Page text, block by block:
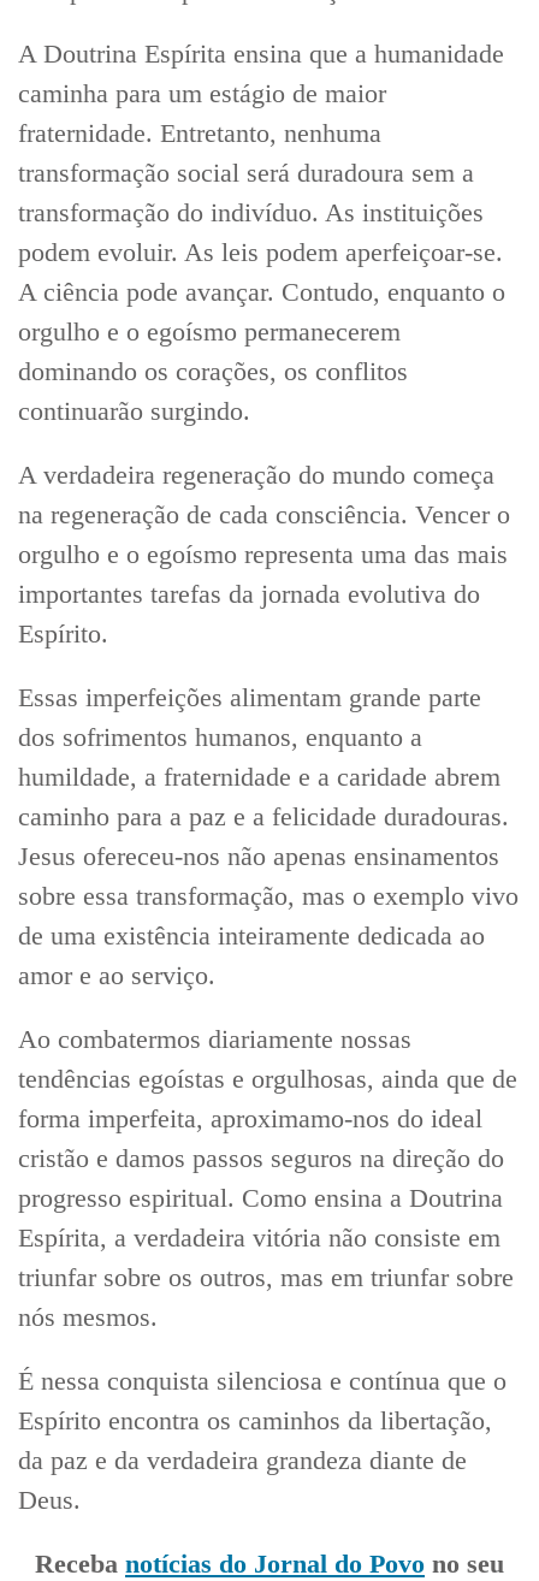
A Doutrina Espírita ensina que a humanidade
caminha para um estágio de maior
fraternidade. Entretanto, nenhuma
transformação social será duradoura sem a
transformação do indivíduo. As instituições
podem evoluir. As leis podem aperfeiçoar-se.
A ciência pode avançar. Contudo, enquanto o
orgulho e o egoísmo permanecerem
dominando os corações, os conflitos
continuarão surgindo.
A verdadeira regeneração do mundo começa
na regeneração de cada consciência. Vencer o
orgulho e o egoísmo representa uma das mais
importantes tarefas da jornada evolutiva do
Espírito.
Essas imperfeições alimentam grande parte
dos sofrimentos humanos, enquanto a
humildade, a fraternidade e a caridade abrem
caminho para a paz e a felicidade duradouras.
Jesus ofereceu-nos não apenas ensinamentos
sobre essa transformação, mas o exemplo vivo
de uma existência inteiramente dedicada ao
amor e ao serviço.
Ao combatermos diariamente nossas
tendências egoístas e orgulhosas, ainda que de
forma imperfeita, aproximamo-nos do ideal
cristão e damos passos seguros na direção do
progresso espiritual. Como ensina a Doutrina
Espírita, a verdadeira vitória não consiste em
triunfar sobre os outros, mas em triunfar sobre
nós mesmos.
É nessa conquista silenciosa e contínua que o
Espírito encontra os caminhos da libertação,
da paz e da verdadeira grandeza diante de
Deus.
Receba notícias do Jornal do Povo no seu